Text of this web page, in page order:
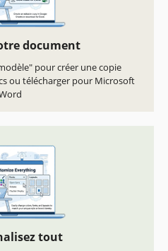
document
pour créer une copie
ou télécharger pour Microsoft
tout